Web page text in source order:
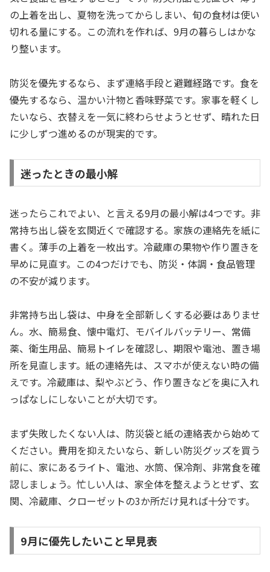
の上着を出し、夏物を洗ってからしまい、旬の食材は使い
切れる量にする。この流れを作れば、9月の暮らしはかな
り整います。
防災を優先するなら、まず連絡手段と避難経路です。食を
優先するなら、温かい汁物と香味野菜です。家事を軽くし
たいなら、衣替えを一気に終わらせようとせず、晴れた日
に少しずつ進めるのが現実的です。
迷ったときの最小解
迷ったらこれでよい、と言える9月の最小解は4つです。非
常持ち出し袋を玄関近くで確認する。家族の連絡先を紙に
書く。薄手の上着を一枚出す。冷蔵庫の果物や作り置きを
早めに見直す。この4つだけでも、防災・体調・食品管理
の不安が減ります。
非常持ち出し袋は、中身を全部新しくする必要はありませ
ん。水、簡易食、懐中電灯、モバイルバッテリー、常備
薬、衛生用品、簡易トイレを確認し、期限や電池、置き場
所を見直します。紙の連絡先は、スマホが使えない時の備
えです。冷蔵庫は、梨やぶどう、作り置きなどを奥に入れ
っぱなしにしないことが大切です。
まず失敗したくない人は、防災袋と紙の連絡表から始めて
ください。費用を抑えたいなら、新しい防災グッズを買う
前に、家にあるライト、電池、水筒、保冷剤、非常食を確
認しましょう。忙しい人は、家全体を整えようとせず、玄
関、冷蔵庫、クローゼットの3か所だけ見れば十分です。
9月に優先したいこと早見表